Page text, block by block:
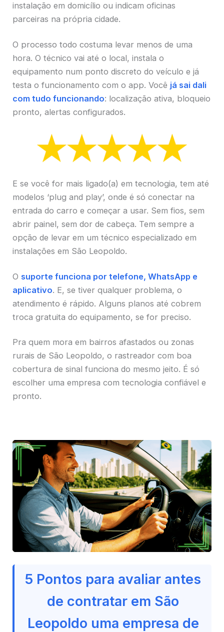
instalação em domicílio ou indicam oficinas
parceiras na própria cidade.
O processo todo costuma levar menos de uma
hora. O técnico vai até o local, instala o
equipamento num ponto discreto do veículo e já
testa o funcionamento com o app. Você já sai dali
com tudo funcionando: localização ativa, bloqueio
pronto, alertas configurados.
E se você for mais ligado(a) em tecnologia, tem até
modelos ‘plug and play’, onde é só conectar na
entrada do carro e começar a usar. Sem fios, sem
abrir painel, sem dor de cabeça. Tem sempre a
opção de levar em um técnico especializado em
instalações em São Leopoldo.
O suporte funciona por telefone, WhatsApp e
aplicativo. E, se tiver qualquer problema, o
atendimento é rápido. Alguns planos até cobrem
troca gratuita do equipamento, se for preciso.
Pra quem mora em bairros afastados ou zonas
rurais de São Leopoldo, o rastreador com boa
cobertura de sinal funciona do mesmo jeito. É só
escolher uma empresa com tecnologia confiável e
pronto.
5 Pontos para avaliar antes
de contratar em São
Leopoldo uma empresa de